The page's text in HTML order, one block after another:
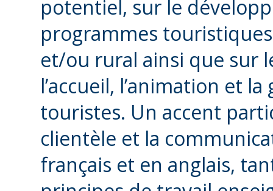
potentiel, sur le
programmes
et/ou rural ainsi que sur
l’accueil, l’animation et
touristes. Un accent
clientèle et la
français et en anglais,